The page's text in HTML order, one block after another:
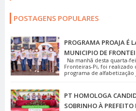
POSTAGENS POPULARES
PROGRAMA PROAJA É
MUNICIPIO DE
Na manhã desta quarta-
Fronteiras-Pi, foi
programa de alfabetização
PT HOMOLOGA
SOBRINHO À